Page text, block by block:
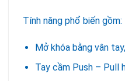
Tính năng phổ biến gồm:
Mở khóa bằng vân
Tay cầm Push – Pull